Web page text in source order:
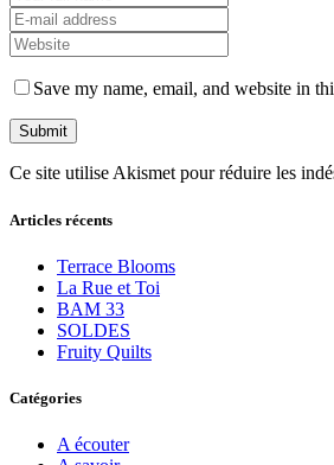
Save my name, email, and website in
Ce site utilise Akismet pour réduire les
Articles récents
Terrace Blooms
La Rue et Toi
BAM 33
SOLDES
Fruity Quilts
Catégories
A écouter